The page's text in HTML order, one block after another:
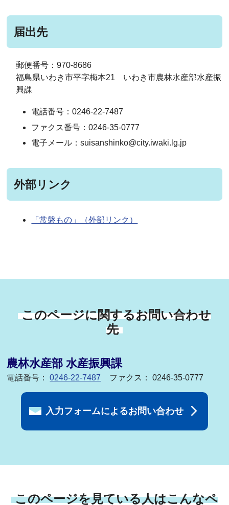
届出先
郵便番号：970-8686
福島県いわき市平字梅本21 いわき市農林水産部水産振
興課
電話番号：0246-22-7487
ファクス番号：0246-35-0777
電子メール：suisanshinko@city.iwaki.lg.jp
外部リンク
「常磐もの」（外部リンク）
このページに関するお問い合わせ
先
農林水産部 水産振興課
電話番号：0246-22-7487 ファクス： 0246-35-0777
入力フォームによるお問い合わせ
このページを見ている人はこんなペ